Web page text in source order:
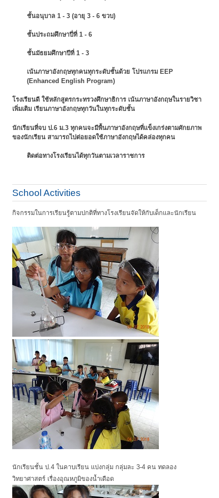
ชั้นอนุบาล 1 - 3 (อายุ 3 - 6 ขวบ)
ชั้นประถมศึกษาปี่ที่ 1 - 6
ชั้นมัธยมศึกษาปีที่ 1 - 3
เน้นภาษาอังกฤษทุกคนทุกระดับชั้นด้วย โปรแกรม EEP
(Enhanced English Program)
โรงเรียนดี ใช้หลักสูตรกระทรวงศึกษาธิการ เน้นภาษาอังกฤษในรายวิชา
เพิ่มเติม เรียนภาษาอังกฤษทุกวันในทุกระดับชั้น
นักเรียนที่จบ ป.6 ม.3 ทุกคนจะมีพื้นภาษาอังกฤษที่แข็งเกร่งตามศักยภาพ
ของนักเรียน สามารถไปต่อยอดใช้ภาษาอังกฤษได้คล่องทุกคน
ติดต่อทางโรงเรียนได้ทุกวันตามเวลาราชการ
School Activities
กิจกรรมในการเรียนรู้ตามปกติที่ทางโรงเรียนจัดให้กับเด็กและนักเรียน
นักเรียนชั้น ป.4 ในคาบเรียน แบ่งกลุ่ม กลุ่มละ 3-4 คน ทดลอง
วิทยาศาสตร์ เรื่องอุณหภูมิของน้ำเดือด